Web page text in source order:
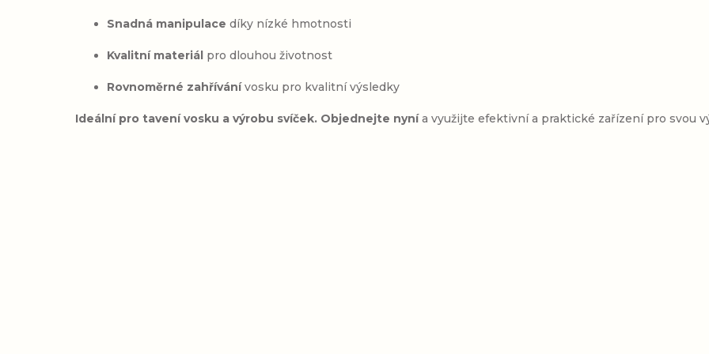
Snadná manipulace díky nízké hmotnosti
Kvalitní materiál pro dlouhou životnost
Rovnoměrné zahřívánívosku pro kvalitní výsledky
Ideální pro tavení vosku a výrobu svíček. Objednejte nynía využijte efektivní a praktické zařízení pro svou